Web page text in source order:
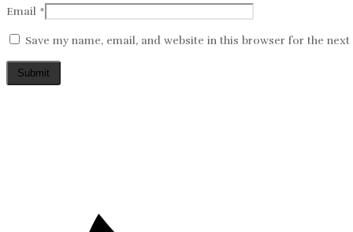
Email *
Save my name, email, and website in this browser for the